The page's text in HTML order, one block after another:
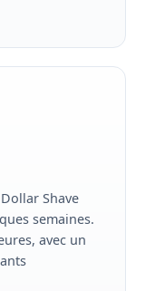
Shave
semaines.
avec un